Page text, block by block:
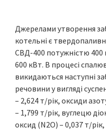
Джерелами утворення
котельні є
СВД-400 потужністю
600 кВт. В процесі
викидаються наступні
речовини у вигляді
– 2,624 т/рік, оксиди
– 1,799 т/рік, вуглецю
оксид (N2O) – 0,037 т/